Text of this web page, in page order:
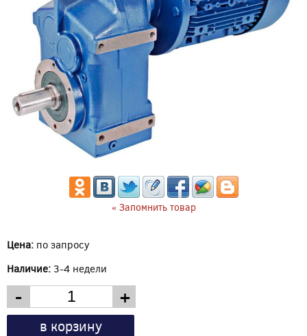
« Запомнить товар
Цена: по запросу
Наличие: 3-4 недели
- +
в корзину